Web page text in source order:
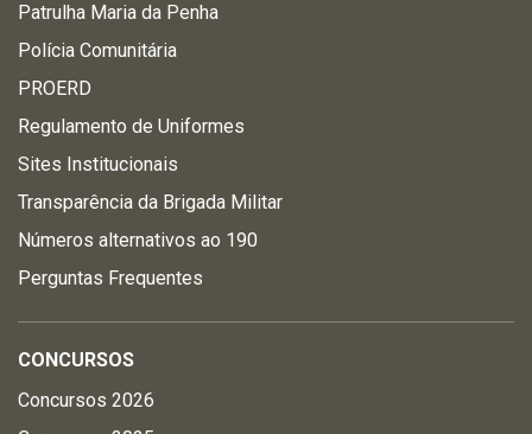
Patrulha Maria da Penha
Polícia Comunitária
PROERD
Regulamento de Uniformes
Sites Institucionais
Transparência da Brigada Militar
Números alternativos ao 190
Perguntas Frequentes
CONCURSOS
Concursos 2026